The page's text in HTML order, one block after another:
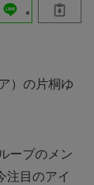
）の片桐ゆ
ープのメン
注目のアイ